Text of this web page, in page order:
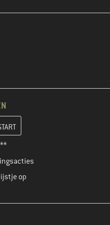
in de volgende stap je
op